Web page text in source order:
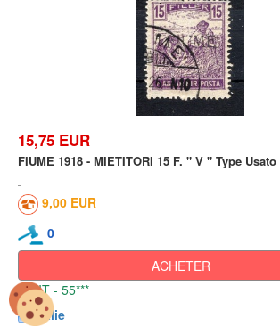
15,75 EUR
FIUME 1918 - MIETITORI 15 F. " V " Type Usato
9,00 EUR
0
ACHETER
IT - 55***
Italie